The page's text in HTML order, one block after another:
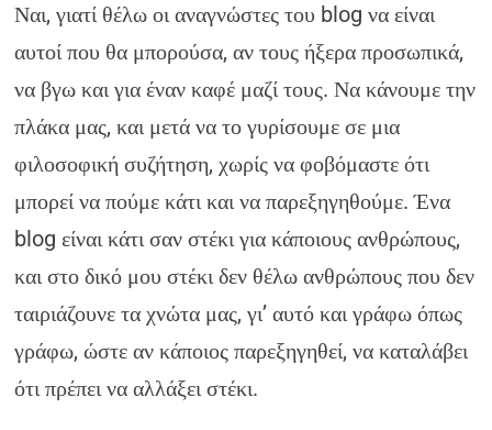
Ναι, γιατί θέλω οι αναγνώστες του blog να είναι
αυτοί που θα μπορούσα, αν τους ήξερα προσωπικά,
να βγω και για έναν καφέ μαζί τους. Να κάνουμε την
πλάκα μας, και μετά να το γυρίσουμε σε μια
φιλοσοφική συζήτηση, χωρίς να φοβόμαστε ότι
μπορεί να πούμε κάτι και να παρεξηγηθούμε. Ένα
blog είναι κάτι σαν στέκι για κάποιους ανθρώπους,
και στο δικό μου στέκι δεν θέλω ανθρώπους που δεν
ταιριάζουνε τα χνώτα μας, γι’ αυτό και γράφω όπως
γράφω, ώστε αν κάποιος παρεξηγηθεί, να καταλάβει
ότι πρέπει να αλλάξει στέκι.